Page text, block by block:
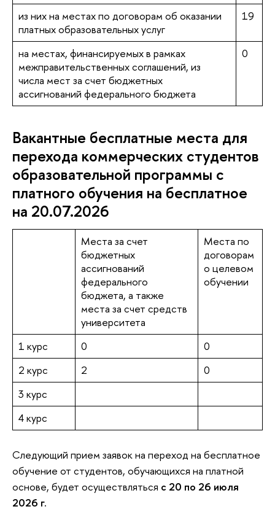
из них на местах по договорам об оказании
платных образовательных услуг
19
на местах, финансируемых в рамках
межправительственных соглашений, из
числа мест за счет бюджетных
ассигнований федерального бюджета
0
Вакантные бесплатные места для
перехода коммерческих студентов
образовательной программы с
платного обучения на бесплатное
на 20.07.2026
Места за счет
бюджетных
ассигнований
федерального
бюджета, а также
места за счет средств
университета
Места по
договорам
о целевом
обучении
1 курс 0
0
2 курс
2
0
3 курс
4 курс
Следующий прием заявок на переход на бесплатное
обучение от студентов, обучающихся на платной
основе, будет осуществляться с 20 по 26 июля
2026 г.